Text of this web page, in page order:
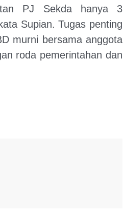
PJ Sekda hanya 3
Supian. Tugas penting
murni bersama anggota
roda pemerintahan dan